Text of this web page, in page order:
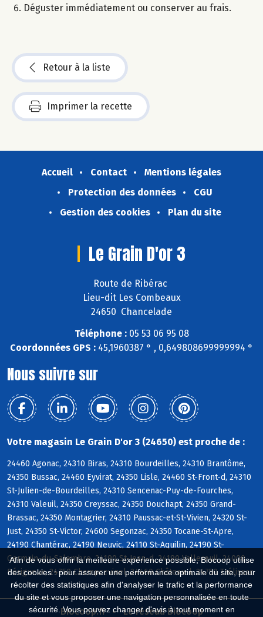
Afin de vous offrir la meilleure expérience possible, Biocoop utilise
des cookies : pour assurer une performance optimale du site, pour
récolter des statistiques afin d'analyser le trafic et la performance
du site et vous proposer une navigation personnalisée en toute
sécurité. Vous pouvez changer d'avis à tout moment en
Déguster immédiatement ou conserver au frais.
Retour à la liste
Imprimer la recette
Accueil Contact
Mentions légales
Protection des données
CGU
Gestion des cookies
Plan du site
Le Grain D'or 3
Route de Ribérac
Lieu-dit Les Combeaux
24650 Chancelade
Téléphone :05 53 06 95 08
Coordonnées GPS : 45,1960387 ° , 0,649808699999994 °
Nous suivre sur
Votre magasin Le Grain D'or 3 (24650) est proche de :
24460 Agonac, 24310 Biras, 24310 Bourdeilles, 24310 Brantôme,
24350 Bussac, 24460 Eyvirat, 24350 Lisle, 24460 St-Front-d, 24310
St-Julien-de-Bourdeilles, 24310 Sencenac-Puy-de-Fourches,
24310 Valeuil, 24350 Creyssac, 24350 Douchapt, 24350 Grand-
Brassac, 24350 Montagrier, 24310 Paussac-et-St-Vivien, 24320 St-
Just, 24350 St-Victor, 24600 Segonzac, 24350 Tocane-St-Apre,
24190 Chantérac, 24190 Neuvic, 24110 St-Aquilin, 24190 St-
Germain-du-Salembre, 24190 St-Jean-d, 24190 Vallereuil, 24000
Périgueux, 24750 Champcevinel, 24460 Château-l, 24750 Trélissac
Biocoop.fr Le réseau Biocoop